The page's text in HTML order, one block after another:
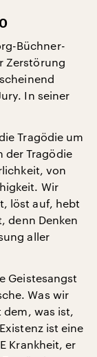
Büchner-
Zerstörung
In seiner
Tragödie um
der Tragödie
von
Wir
löst auf, hebt
denn Denken
aller
Geistesangst
Was wir
was ist,
ist eine
Krankheit, er